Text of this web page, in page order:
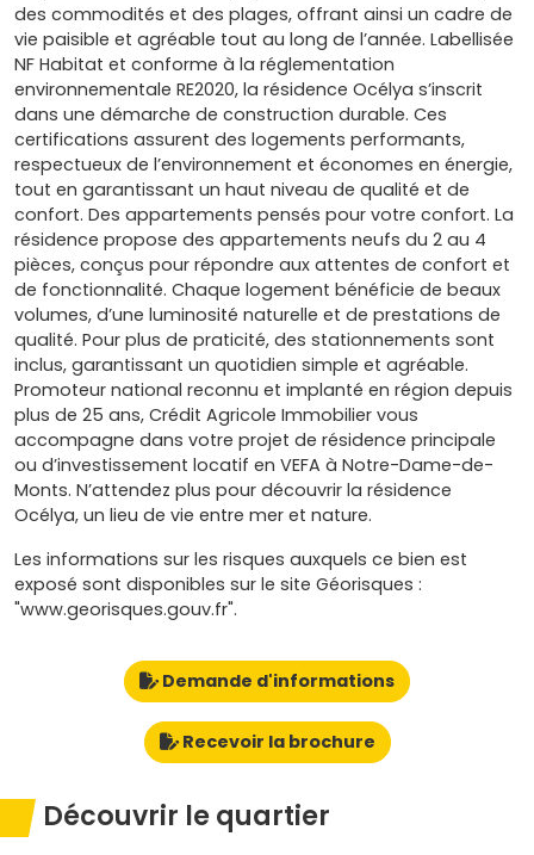
des commodités et des plages, offrant ainsi un cadre de
vie paisible et agréable tout au long de l’année. Labellisée
NF Habitat et conforme à la réglementation
environnementale RE2020, la résidence Océlya s’inscrit
dans une démarche de construction durable. Ces
certifications assurent des logements performants,
respectueux de l’environnement et économes en énergie,
tout en garantissant un haut niveau de qualité et de
confort. Des appartements pensés pour votre confort. La
résidence propose des appartements neufs du 2 au 4
pièces, conçus pour répondre aux attentes de confort et
de fonctionnalité. Chaque logement bénéficie de beaux
volumes, d’une luminosité naturelle et de prestations de
qualité. Pour plus de praticité, des stationnements sont
inclus, garantissant un quotidien simple et agréable.
Promoteur national reconnu et implanté en région depuis
plus de 25 ans, Crédit Agricole Immobilier vous
accompagne dans votre projet de résidence principale
ou d’investissement locatif en VEFA à Notre-Dame-de-
Monts. N’attendez plus pour découvrir la résidence
Océlya, un lieu de vie entre mer et nature.
Les informations sur les risques auxquels ce bien est
exposé sont disponibles sur le site Géorisques :
"www.georisques.gouv.fr".
Demande d'informations
Recevoir la brochure
Découvrir le quartier